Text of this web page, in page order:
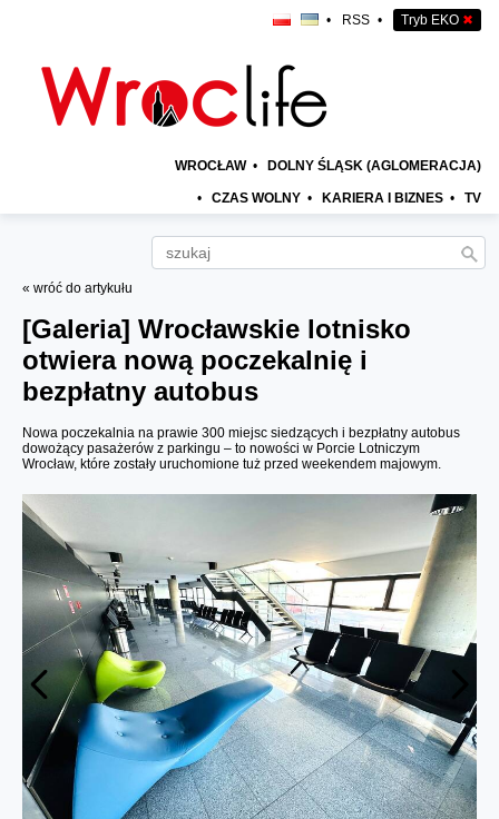
• RSS • Tryb EKO ✖
WROCŁAW • DOLNY ŚLĄSK (AGLOMERACJA)
• CZAS WOLNY • KARIERA I BIZNES • TV
« wróć do artykułu
[Galeria] Wrocławskie lotnisko
otwiera nową poczekalnię i
bezpłatny autobus
Nowa poczekalnia na prawie 300 miejsc siedzących i bezpłatny autobus
dowożący pasażerów z parkingu – to nowości w Porcie Lotniczym
Wrocław, które zostały uruchomione tuż przed weekendem majowym.